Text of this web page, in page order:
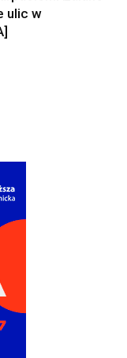
ulic w